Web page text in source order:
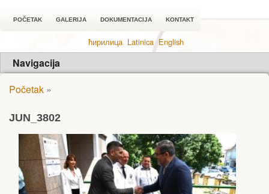
POČETAK GALERIJA DOKUMENTACIJA KONTAKT
ћирилица Latinica English
Navigacija
Početak »
JUN_3802